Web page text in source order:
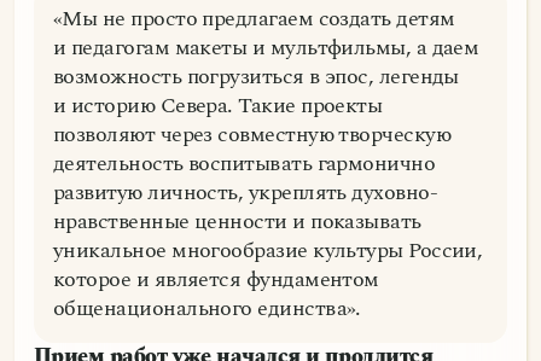
«Мы не просто предлагаем создать детям
и педагогам макеты и мультфильмы, а даем
возможность погрузиться в эпос, легенды
и историю Севера. Такие проекты
позволяют через совместную творческую
деятельность воспитывать гармонично
развитую личность, укреплять духовно-
нравственные ценности и показывать
уникальное многообразие культуры России,
которое и является фундаментом
общенационального единства».